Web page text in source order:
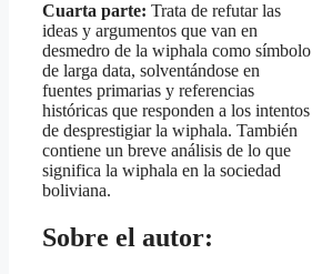
Cuarta parte: Trata de refutar las
ideas y argumentos que van en
desmedro de la wiphala como símbolo
de larga data, solventándose en
fuentes primarias y referencias
históricas que responden a los intentos
de desprestigiar la wiphala. También
contiene un breve análisis de lo que
significa la wiphala en la sociedad
boliviana.
Sobre el autor: